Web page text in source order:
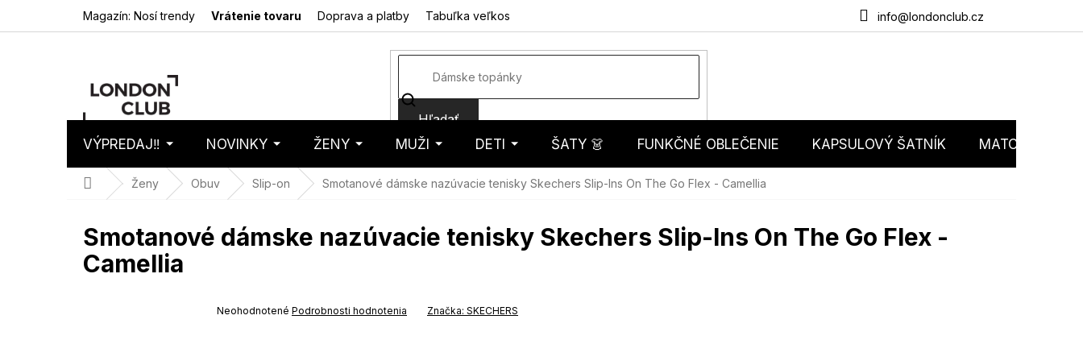
info@londonclub.cz
Magazín: Nosí trendy Vrátenie tovaru Doprava a platby Tabuľka veľkostí Obchodné podmienky Podmienky ochrany
Hľadať
košík
VÝPREDAJ‼️ NOVINKY ŽENY MUŽI DETI ŠATY 👗 FUNKČNÉ OBLEČENIE KAPSULOVÝ ŠATNÍK MATCHY
DomovŽeny Obuv Slip-on Smotanové dámske nazúvacie tenisky Skechers Slip-Ins On The Go Flex - Camellia
Smotanové dámske nazúvacie tenisky Skechers Slip-Ins On The Go Flex -
Camellia
G_SUMMER35:35:EUR:P:f!2026-Priemerné
Neohodnotené Podrobnosti hodnotenia Značka: SKECHERS